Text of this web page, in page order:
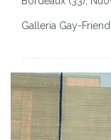
Galleria Gay-